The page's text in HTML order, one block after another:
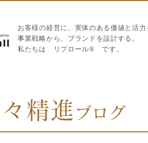
お客様の経営に、実体のある価値と活
​事業戦略から、ブランドを設計する。
私たちは
リプロール® です。
精進 ブログ